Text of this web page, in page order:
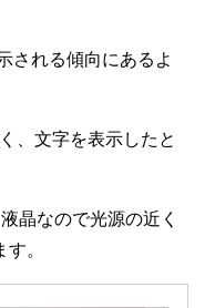
される傾向にあるよ
、文字を表示したと
晶なので光源の近く
。